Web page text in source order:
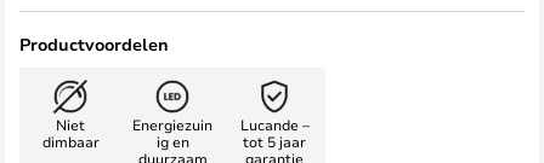
Productvoordelen
Niet
dimbaar
Energiezuin
ig en
duurzaam
Lucande –
tot 5 jaar
garantie